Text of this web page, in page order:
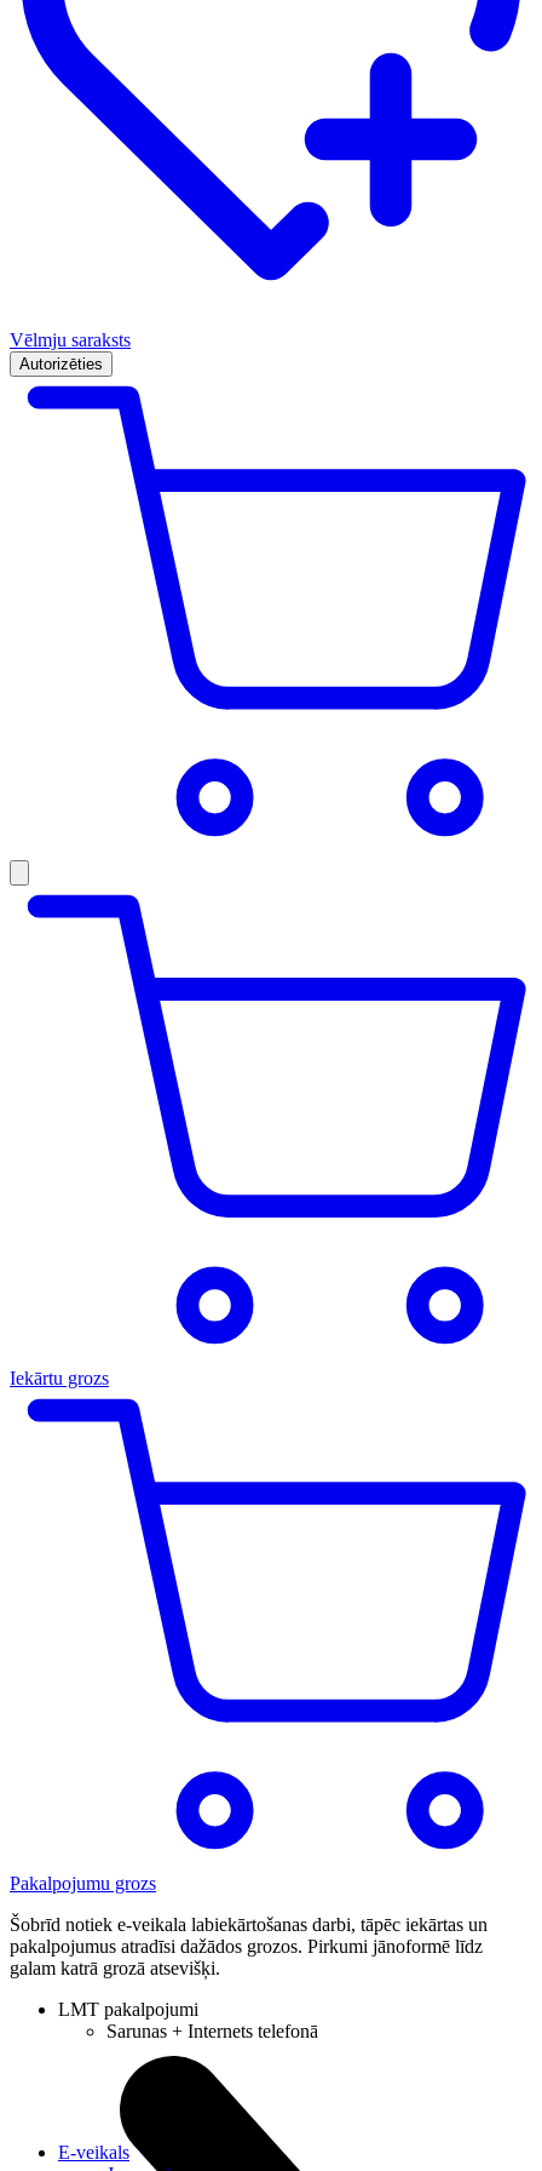
Vēlmju saraksts
Autorizēties
Iekārtu grozs
Pakalpojumu grozs
Šobrīd notiek e-veikala labiekārtošanas darbi, tāpēc iekārtas un
pakalpojumus atradīsi dažādos grozos. Pirkumi jānoformē līdz
galam katrā grozā atsevišķi.
LMT pakalpojumi
Sarunas + Internets telefonā
E-veikals